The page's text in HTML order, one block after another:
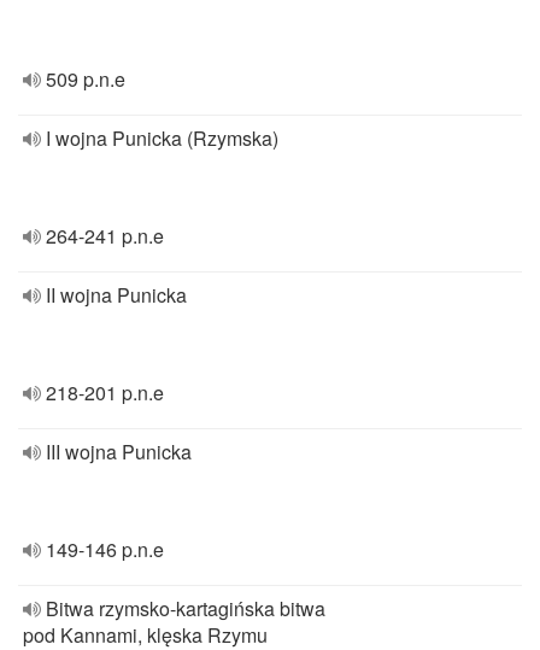
509 p.n.e
I wojna Punicka (Rzymska)
264-241 p.n.e
II wojna Punicka
218-201 p.n.e
III wojna Punicka
149-146 p.n.e
Bitwa rzymsko-kartagińska bitwa
pod Kannami, klęska Rzymu